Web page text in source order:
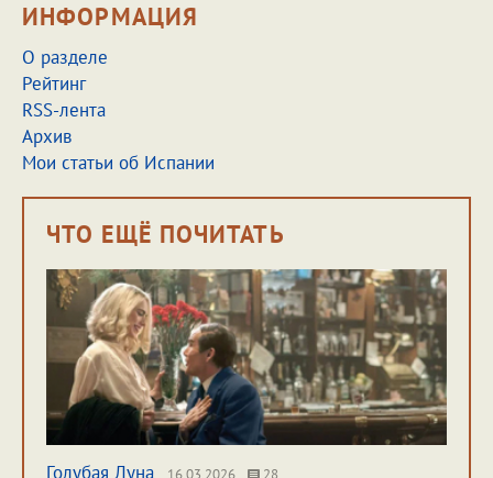
ИНФОРМАЦИЯ
О разделе
Рейтинг
RSS-лента
Архив
Мои статьи об Испании
ЧТО ЕЩЁ ПОЧИТАТЬ
Голубая Луна 16.03.2026 28